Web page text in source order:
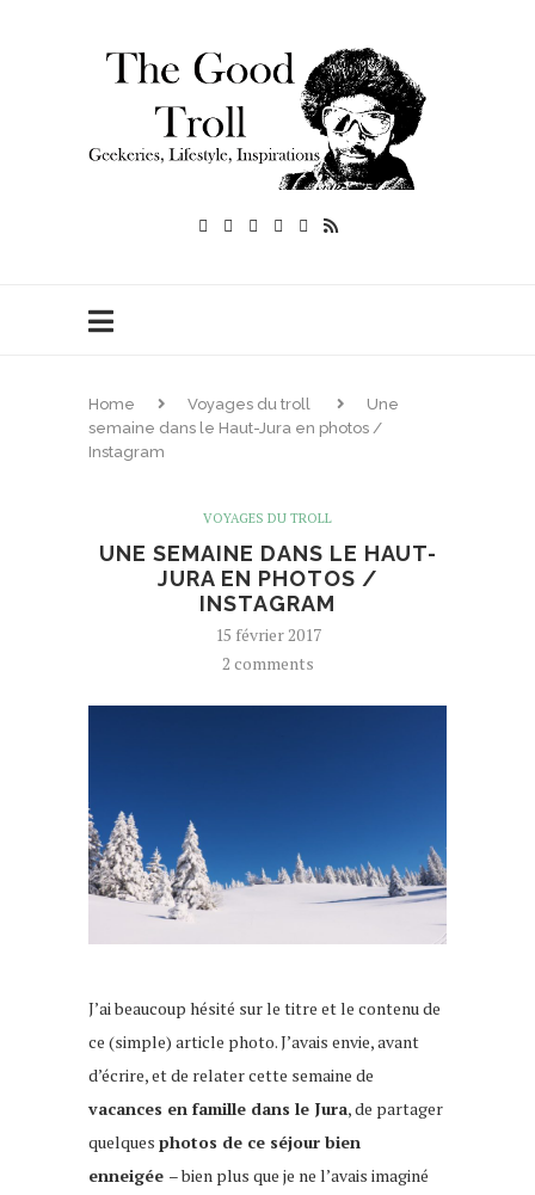
Home Voyages du troll
Une
semaine dans le Haut-Jura en photos /
Instagram
VOYAGES DU TROLL
UNE SEMAINE DANS LE HAUT-
JURA EN PHOTOS /
INSTAGRAM
15 février 2017
2 comments
J’ai beaucoup hésité sur le titre et le contenu de
ce (simple) article photo. J’avais envie, avant
d’écrire, et de relater cette semaine de
vacances en famille dans le Jura, de partager
quelques photos de ce séjour bien
enneigée – bien plus que je ne l’avais imaginé